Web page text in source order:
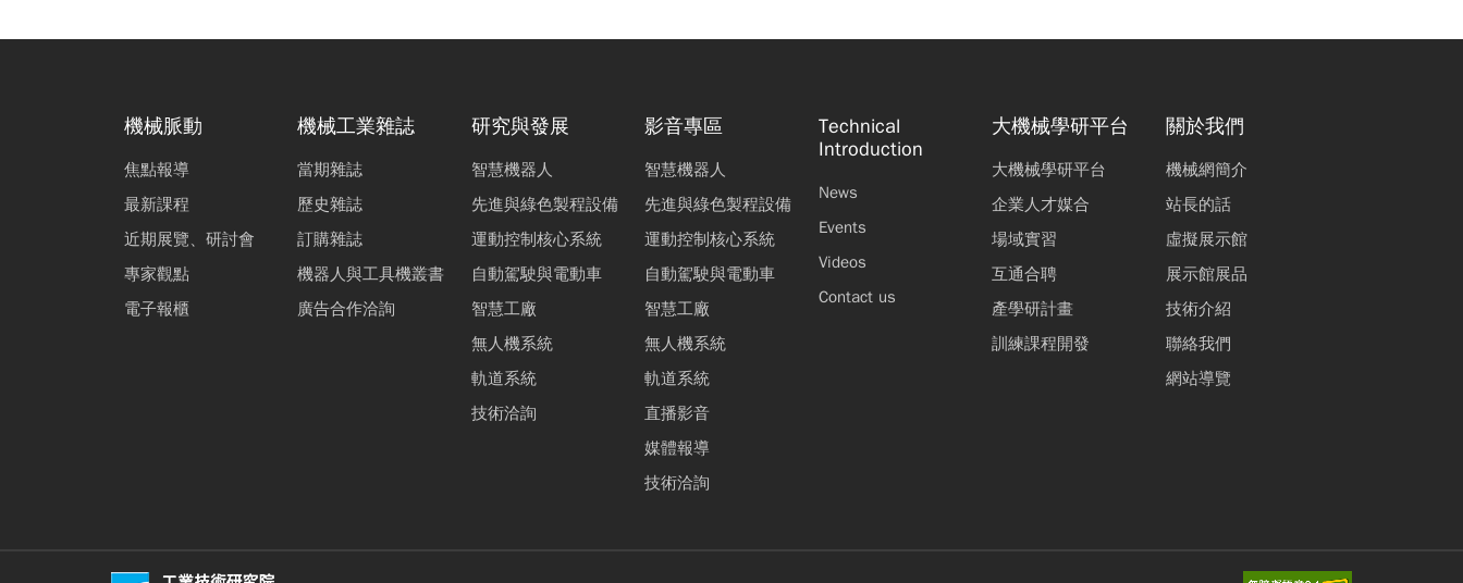
機械脈動
焦點報導
最新課程
近期展覽、研討會
專家觀點
電子報櫃
機械工業雜誌
當期雜誌
歷史雜誌
訂購雜誌
機器人與工具機叢書
廣告合作洽詢
研究與發展
智慧機器人
先進與綠色製程設備
運動控制核心系統
自動駕駛與電動車
智慧工廠
無人機系統
軌道系統
技術洽詢
影音專區
智慧機器人
先進與綠色製程設備
運動控制核心系統
自動駕駛與電動車
智慧工廠
無人機系統
軌道系統
直播影音
媒體報導
技術洽詢
Technical
Introduction
News
Events
Videos
Contact us
大機械學研平台
大機械學研平台
企業人才媒合
場域實習
互通合聘
產學研計畫
訓練課程開發
關於我們
機械網簡介
站長的話
虛擬展示館
展示館展品
技術介紹
聯絡我們
網站導覽